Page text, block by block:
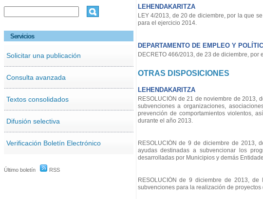
Servicios
Solicitar una publicación
Consulta avanzada
Textos consolidados
Difusión selectiva
Verificación Boletín Electrónico
Último boletín RSS
LEHENDAKARITZA
LEY 4/2013, de 20 de diciembre, por la que
para el ejercicio 2014.
DEPARTAMENTO DE EMPLEO Y
DECRETO 466/2013, de 23 de diciembre,
OTRAS DISPOSICIONES
LEHENDAKARITZA
RESOLUCIÓN de 21 de noviembre de 2013,
subvenciones a organizaciones,
prevención de comportamientos violentos,
durante el año 2013.
RESOLUCIÓN de 9 de diciembre de 2013,
ayudas destinadas a subvencionar los
desarrolladas por Municipios y demás
RESOLUCIÓN de 9 diciembre de 2013,
subvenciones para la realización de